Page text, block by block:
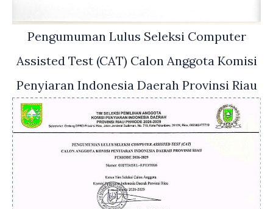
Pengumuman Lulus Seleksi Computer
Assisted Test (CAT) Calon Anggota Komisi
Penyiaran Indonesia Daerah Provinsi Riau